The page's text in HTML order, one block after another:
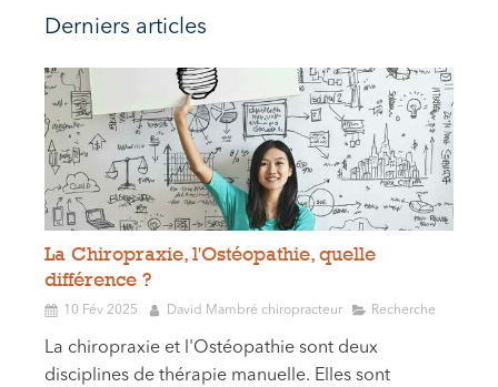
Derniers articles
La Chiropraxie, l'Ostéopathie, quelle
différence ?
10 Fév 2025 David Mambré chiropracteur Recherche
La chiropraxie et l'Ostéopathie sont deux
disciplines de thérapie manuelle. Elles sont